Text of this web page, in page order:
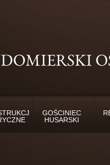
GOŚCINIEC
HUSARSKI